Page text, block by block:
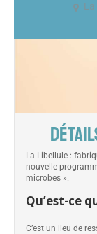
La
La Libellule :
nouvelle
microbes ».
Qu’est-ce
C’est un lieu de